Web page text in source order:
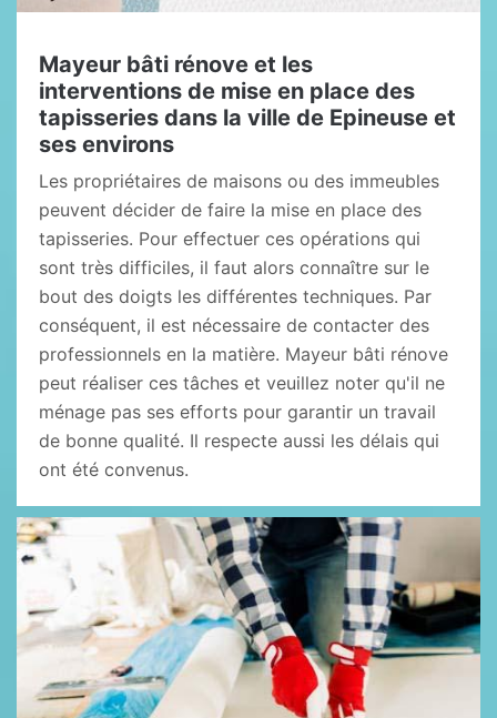
Mayeur bâti rénove et les
interventions de mise en place des
tapisseries dans la ville de Epineuse et
ses environs
Les propriétaires de maisons ou des immeubles
peuvent décider de faire la mise en place des
tapisseries. Pour effectuer ces opérations qui
sont très difficiles, il faut alors connaître sur le
bout des doigts les différentes techniques. Par
conséquent, il est nécessaire de contacter des
professionnels en la matière. Mayeur bâti rénove
peut réaliser ces tâches et veuillez noter qu'il ne
ménage pas ses efforts pour garantir un travail
de bonne qualité. Il respecte aussi les délais qui
ont été convenus.